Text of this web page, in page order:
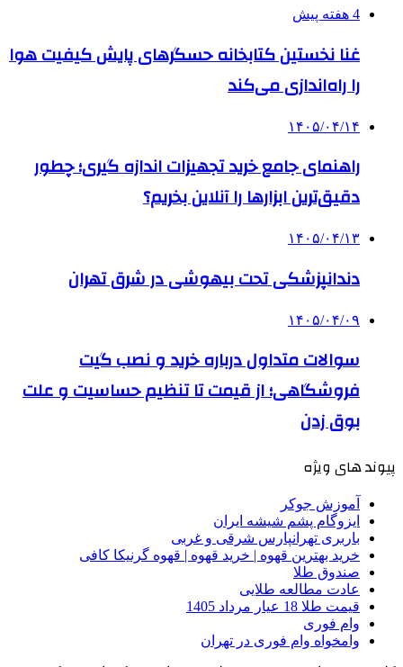
4 هفته پیش
غنا نخستین کتابخانه حسگرهای پایش کیفیت هوا
را راه‌اندازی می‌کند
۱۴۰۵/۰۴/۱۴
راهنمای جامع خرید تجهیزات اندازه گیری؛ چطور
دقیق‌ترین ابزارها را آنلاین بخریم؟
۱۴۰۵/۰۴/۱۳
دندانپزشکی تحت بیهوشی در شرق تهران
۱۴۰۵/۰۴/۰۹
سوالات متداول درباره خرید و نصب گیت
فروشگاهی؛ از قیمت تا تنظیم حساسیت و علت
بوق زدن
پیوند های ویژه
آموزش جوکر
ایزوگام پشم شیشه ایران
باربری تهرانپارس شرقی و غربی
خرید بهترین قهوه | خرید قهوه | قهوه گرنیکا کافی
صندوق طلا
عادت مطالعه طلایی
قیمت طلا 18 عیار مرداد 1405
وام فوری
وامخواه وام فوری در تهران